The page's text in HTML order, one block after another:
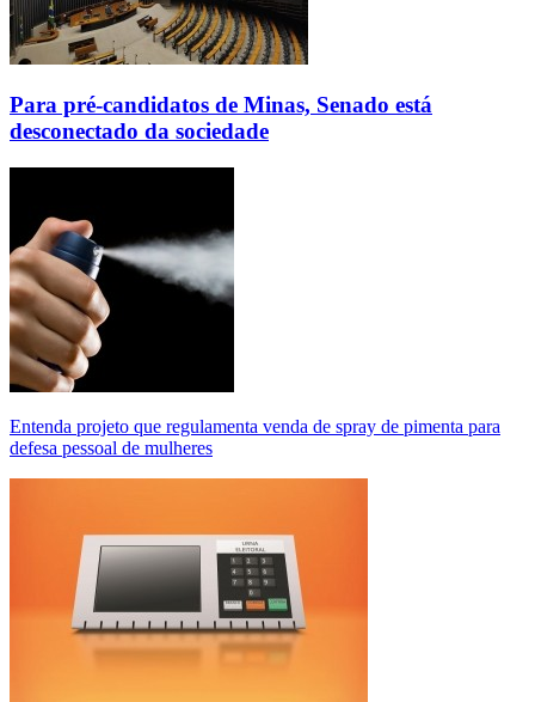
Para pré-candidatos de Minas, Senado está
desconectado da sociedade
Entenda projeto que regulamenta venda de spray de pimenta para
defesa pessoal de mulheres